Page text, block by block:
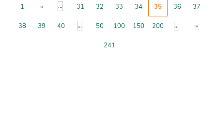
1 « ... 31 32 33 34 35 36 37
38 39 40 ... 50 100 150 200 ... »
241